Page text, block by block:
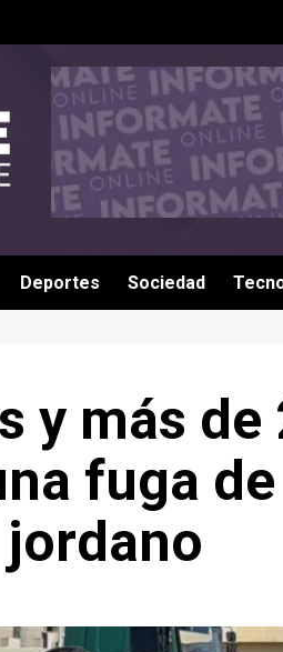
Deportes Sociedad
y más de
fuga